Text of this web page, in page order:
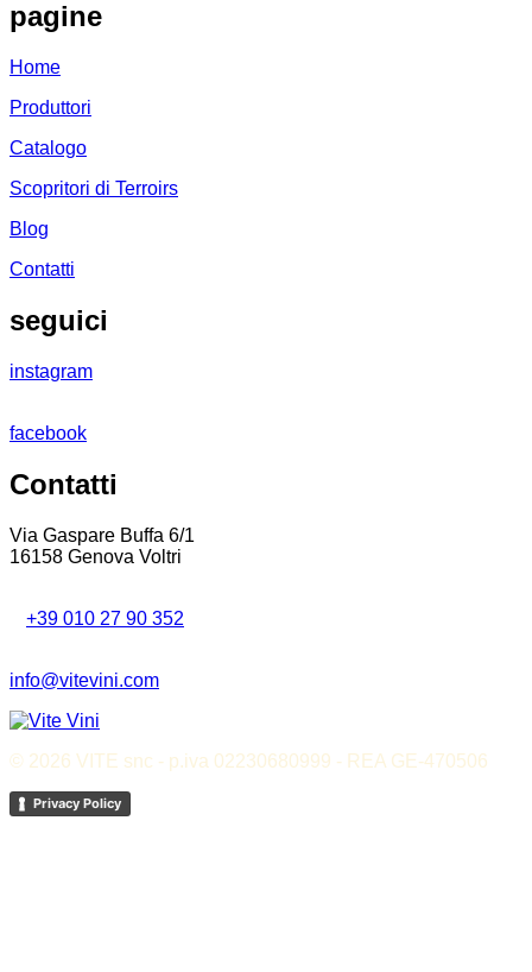
pagine
Home
Produttori
Catalogo
Scopritori di Terroirs
Blog
Contatti
seguici
instagram
facebook
Contatti
Via Gaspare Buffa 6/1
16158 Genova Voltri
+39 010 27 90 352
info@vitevini.com
© 2026 VITE snc - p.iva 02230680999 - REA GE-470506
Privacy Policy